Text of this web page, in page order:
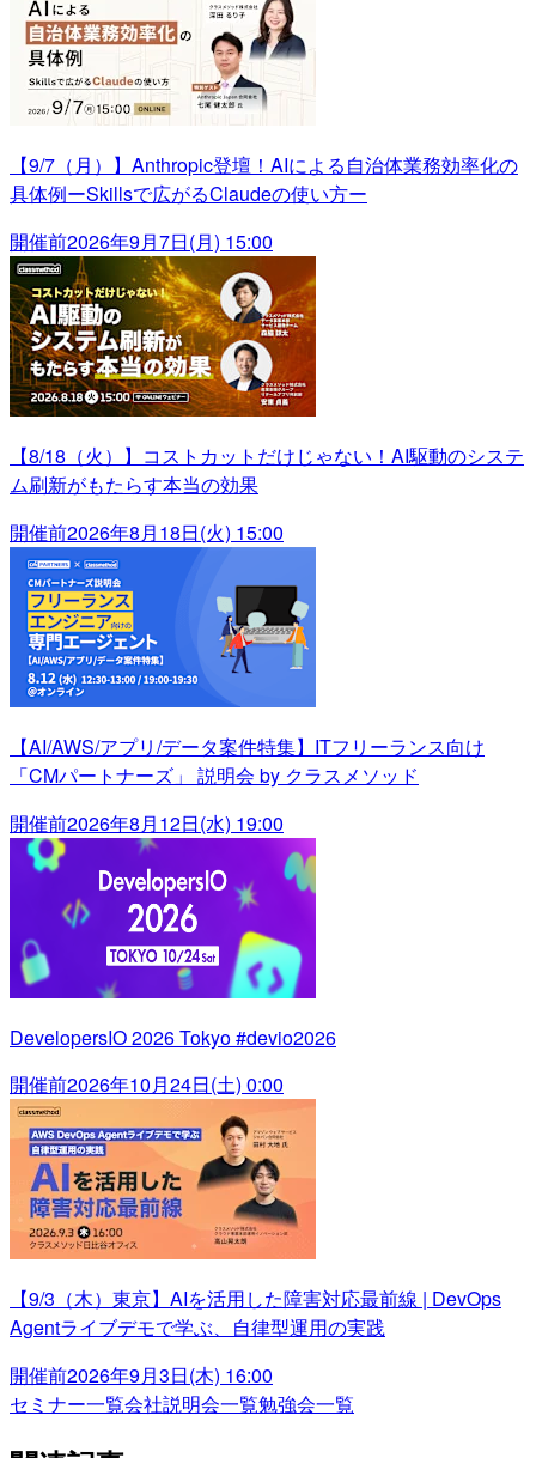
【9/7（月）】Anthropic登壇！AIによる自治体業務効率化の
具体例ーSkillsで広がるClaudeの使い方ー
開催前2026年9月7日(月) 15:00
【8/18（火）】コストカットだけじゃない！AI駆動のシステ
ム刷新がもたらす本当の効果
開催前2026年8月18日(火) 15:00
【AI/AWS/アプリ/データ案件特集】ITフリーランス向け
「CMパートナーズ」 説明会 by クラスメソッド
開催前2026年8月12日(水) 19:00
DevelopersIO 2026 Tokyo #devio2026
開催前2026年10月24日(土) 0:00
【9/3（木）東京】AIを活用した障害対応最前線 | DevOps
Agentライブデモで学ぶ、自律型運用の実践
開催前2026年9月3日(木) 16:00
セミナー一覧会社説明会一覧勉強会一覧